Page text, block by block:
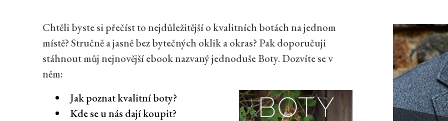
Chtěli byste si přečíst to nejdůležitější o kvalitních botách na jednom
místě? Stručně a jasně bez bytečných oklik a okras? Pak doporučuji
stáhnout můj nejnovější ebook nazvaný jednoduše Boty. Dozvíte se v
něm:
Jak poznat kvalitní boty?
Kde se u nás dají koupit?